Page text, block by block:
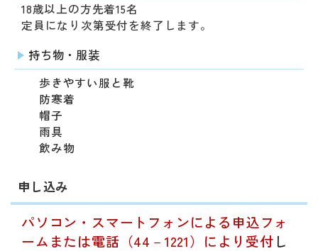
18歳以上の方先着15名
定員になり次第受付を終了します。
持ち物・服装
歩きやすい服と靴
防寒着
帽子
雨具
飲み物
申し込み
パソコン・スマートフォンによる申込フォ
ームまたは電話（44－1221）により受付 し